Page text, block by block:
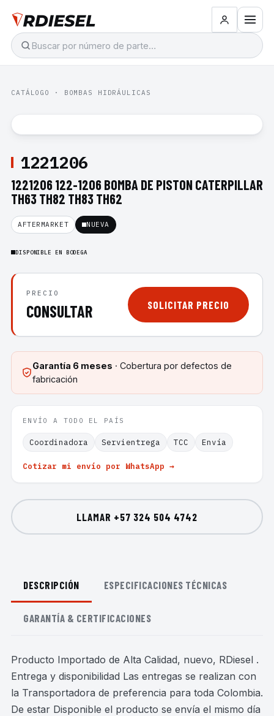
CATÁLOGO · BOMBAS HIDRÁULICAS
1221206
1221206 122-1206 BOMBA DE PISTON CATERPILLAR
TH63 TH82 TH83 TH62
AFTERMARKET NUEVA
DISPONIBLE EN BODEGA
PRECIO
CONSULTAR SOLICITAR PRECIO
Garantía 6 meses · Cobertura por defectos de
fabricación
ENVÍO A TODO EL PAÍS
Coordinadora Servientrega TCC Envía
Cotizar mi envío por WhatsApp →
LLAMAR +57 324 504 4742
DESCRIPCIÓN ESPECIFICACIONES TÉCNICAS
GARANTÍA & CERTIFICACIONES
Producto Importado de Alta Calidad, nuevo, RDiesel .
Entrega y disponibilidad Las entregas se realizan con
la Transportadora de preferencia para toda Colombia.
De estar Disponible el producto se envía el mismo día